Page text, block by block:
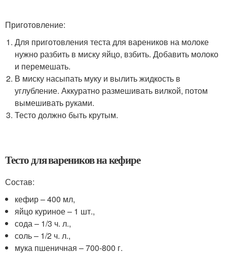
Приготовление:
Для приготовления теста для вареников на молоке
нужно разбить в миску яйцо, взбить. Добавить молоко
и перемешать.
В миску насыпать муку и вылить жидкость в
углубление. Аккуратно размешивать вилкой, потом
вымешивать руками.
Тесто должно быть крутым.
Тесто для вареников на кефире
Состав:
кефир – 400 мл,
яйцо куриное – 1 шт.,
сода – 1/3 ч. л.,
соль – 1/2 ч. л.,
мука пшеничная – 700-800 г.